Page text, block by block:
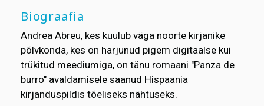
Biograafia
Andrea Abreu, kes kuulub väga noorte kirjanike
põlvkonda, kes on harjunud pigem digitaalse kui
trükitud meediumiga, on tänu romaani "Panza de
burro" avaldamisele saanud Hispaania
kirjanduspildis tõeliseks nähtuseks.